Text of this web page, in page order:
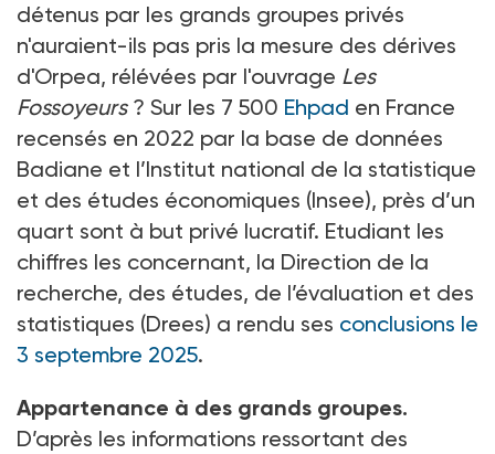
détenus par les grands groupes privés
n'auraient-ils pas pris la mesure des dérives
d'Orpea, rélévées par l'ouvrage Les
Fossoyeurs ? Sur les 7 500 Ehpad en France
recensés en 2022 par la base de données
Badiane et l’Institut national de la statistique
et des études économiques (Insee), près d’un
quart sont à but privé lucratif. Etudiant les
chiffres les concernant, la Direction de la
recherche, des études, de l’évaluation et des
statistiques (Drees) a rendu ses conclusions le
3 septembre 2025.
Appartenance à des grands groupes.
D’après les informations ressortant des